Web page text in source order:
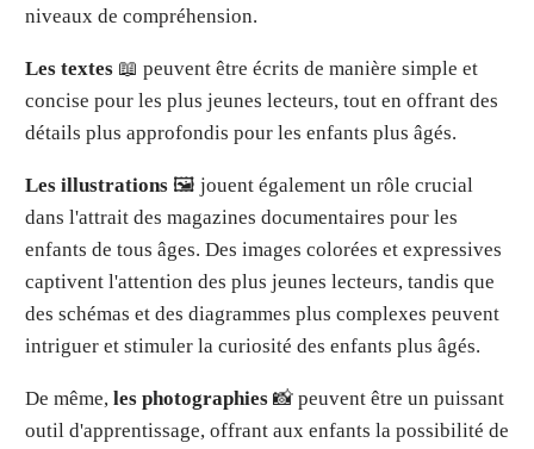
niveaux de compréhension.
Les textes📖 peuvent être écrits de manière simple et
concise pour les plus jeunes lecteurs, tout en offrant des
détails plus approfondis pour les enfants plus âgés.
Les illustrations🖼 jouent également un rôle crucial
dans l'attrait des magazines documentaires pour les
enfants de tous âges. Des images colorées et expressives
captivent l'attention des plus jeunes lecteurs, tandis que
des schémas et des diagrammes plus complexes peuvent
intriguer et stimuler la curiosité des enfants plus âgés.
De même, les photographies 📸 peuvent être un puissant
outil d'apprentissage, offrant aux enfants la possibilité de